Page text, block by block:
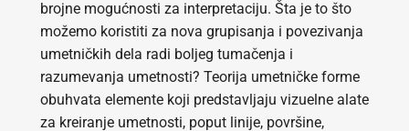
brojne mogućnosti za interpretaciju. Šta je to što
možemo koristiti za nova grupisanja i povezivanja
umetničkih dela radi boljeg tumačenja i
razumevanja umetnosti? Teorija umetničke forme
obuhvata elemente koji predstavljaju vizuelne alate
za kreiranje umetnosti, poput linije, površine,